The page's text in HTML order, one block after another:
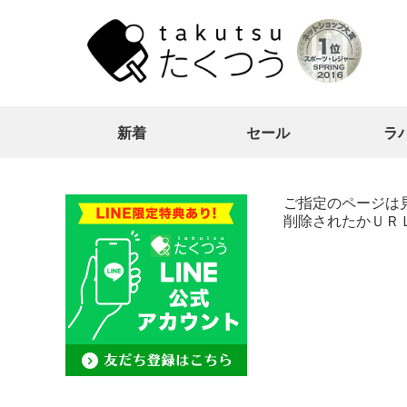
新着 セール ラ
ご指定のページは
削除されたかＵＲ